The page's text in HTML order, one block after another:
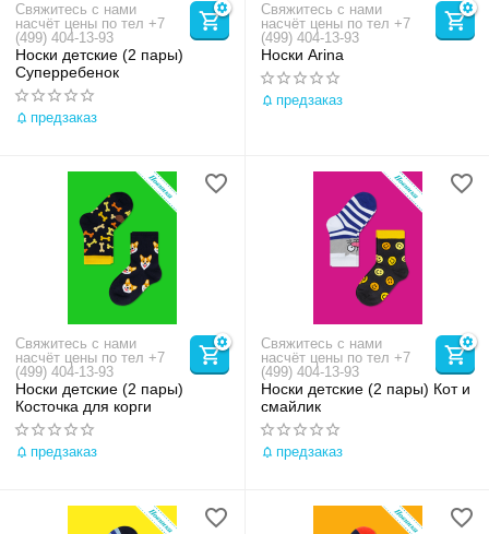
Свяжитесь с нами
насчёт цены по тел +7
(499) 404-13-93
Носки детские (2 пары)
Суперребенок
предзаказ
Свяжитесь с нами
насчёт цены по тел +7
(499) 404-13-93
Носки Arina
предзаказ
Свяжитесь с нами
насчёт цены по тел +7
(499) 404-13-93
Носки детские (2 пары)
Косточка для корги
предзаказ
Свяжитесь с нами
насчёт цены по тел +7
(499) 404-13-93
Носки детские (2 пары) Кот и
смайлик
предзаказ